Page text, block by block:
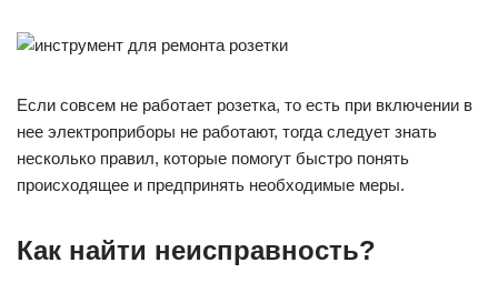
Если совсем не работает розетка, то есть при включении в
нее электроприборы не работают, тогда следует знать
несколько правил, которые помогут быстро понять
происходящее и предпринять необходимые меры.
Как найти неисправность?